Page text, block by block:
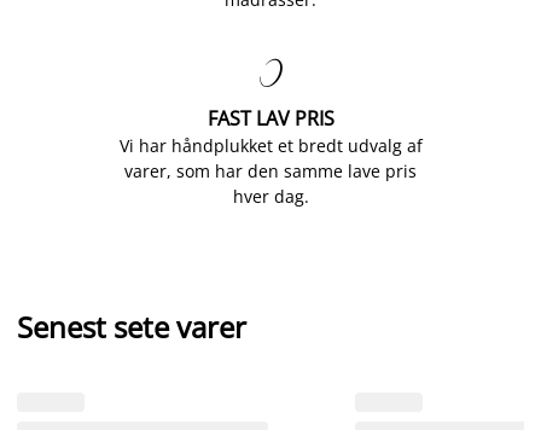

FAST LAV PRIS
Vi har håndplukket et bredt udvalg af
varer, som har den samme lave pris
hver dag.
Senest sete varer